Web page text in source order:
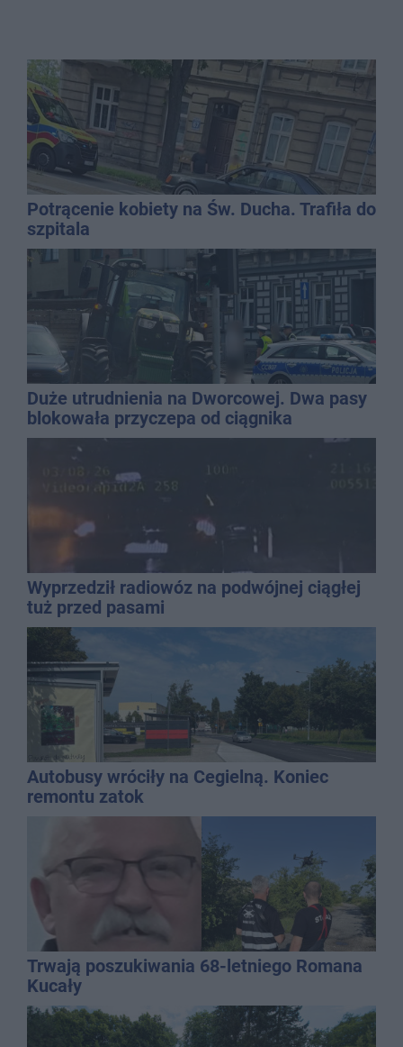
Potrącenie kobiety na Św. Ducha. Trafiła do
szpitala
Duże utrudnienia na Dworcowej. Dwa pasy
blokowała przyczepa od ciągnika
Wyprzedził radiowóz na podwójnej ciągłej
tuż przed pasami
Autobusy wróciły na Cegielną. Koniec
remontu zatok
Trwają poszukiwania 68-letniego Romana
Kucały